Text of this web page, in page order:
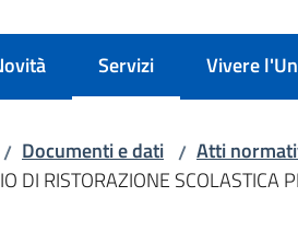
Servizi
Menu selezionato
Vivere
/ Documenti e dati / Atti
DI RISTORAZIONE SCOLASTICA